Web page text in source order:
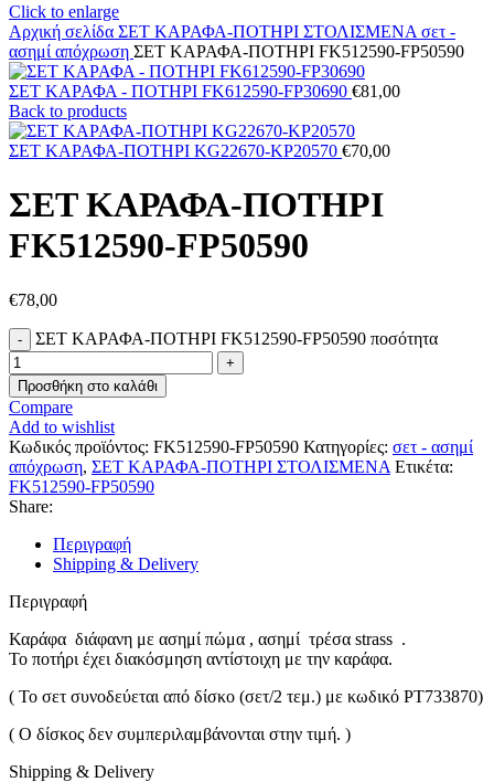
Click to enlarge
Αρχική σελίδα ΣΕΤ ΚΑΡΑΦΑ-ΠΟΤΗΡΙ ΣΤΟΛΙΣΜΕΝΑ σετ -
ασημί απόχρωση ΣΕΤ ΚΑΡΑΦΑ-ΠΟΤΗΡΙ FK512590-FP50590
ΣΕΤ ΚΑΡΑΦΑ - ΠΟΤΗΡΙ FK612590-FP30690 €81,00
Back to products
ΣΕΤ ΚΑΡΑΦΑ-ΠΟΤΗΡΙ KG22670-KP20570 €70,00
ΣΕΤ ΚΑΡΑΦΑ-ΠΟΤΗΡΙ
FK512590-FP50590
€78,00
ΣΕΤ ΚΑΡΑΦΑ-ΠΟΤΗΡΙ FK512590-FP50590 ποσότητα
Προσθήκη στο καλάθι
Compare
Add to wishlist
Κωδικός προϊόντος: FK512590-FP50590 Κατηγορίες: σετ - ασημί
απόχρωση, ΣΕΤ ΚΑΡΑΦΑ-ΠΟΤΗΡΙ ΣΤΟΛΙΣΜΕΝΑ Ετικέτα:
FK512590-FP50590
Share:
Περιγραφή
Shipping & Delivery
Περιγραφή
Καράφα διάφανη με ασημί πώμα , ασημί τρέσα strass .
Το ποτήρι έχει διακόσμηση αντίστοιχη με την καράφα.
( Το σετ συνοδεύεται από δίσκο (σετ/2 τεμ.) με κωδικό PT733870)
( Ο δίσκος δεν συμπεριλαμβάνονται στην τιμή. )
Shipping & Delivery